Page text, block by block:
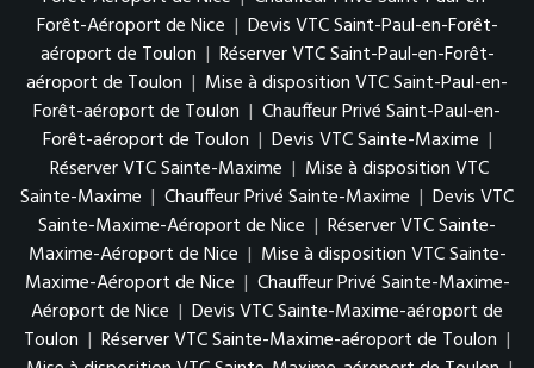
Forêt-Aéroport de Nice | Devis VTC Saint-Paul-en-Forêt-
aéroport de Toulon | Réserver VTC Saint-Paul-en-Forêt-
aéroport de Toulon | Mise à disposition VTC Saint-Paul-en-
Forêt-aéroport de Toulon | Chauffeur Privé Saint-Paul-en-
Forêt-aéroport de Toulon | Devis VTC Sainte-Maxime |
Réserver VTC Sainte-Maxime | Mise à disposition VTC
Sainte-Maxime | Chauffeur Privé Sainte-Maxime | Devis VTC
Sainte-Maxime-Aéroport de Nice | Réserver VTC Sainte-
Maxime-Aéroport de Nice | Mise à disposition VTC Sainte-
Maxime-Aéroport de Nice | Chauffeur Privé Sainte-Maxime-
Aéroport de Nice | Devis VTC Sainte-Maxime-aéroport de
Toulon | Réserver VTC Sainte-Maxime-aéroport de Toulon |